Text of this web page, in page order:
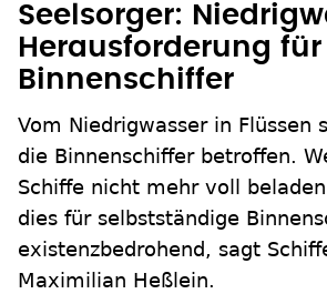
Seelsorger:
Herausforderung für
Binnenschiffer
Vom Niedrigwasser in Flüssen
die Binnenschiffer betroffen.
Schiffe nicht mehr voll
dies für selbstständige
existenzbedrohend, sagt
Maximilian Heßlein.